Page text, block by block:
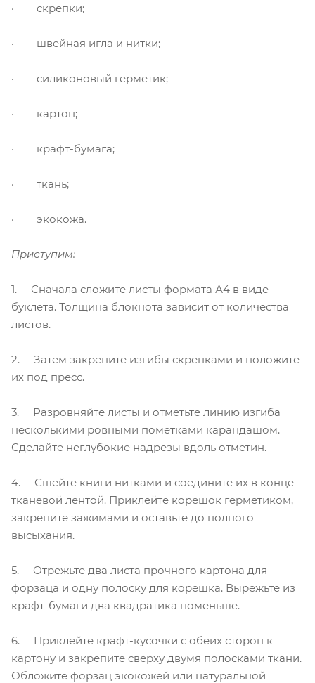
· скрепки;
· швейная игла и нитки;
· силиконовый герметик;
· картон;
· крафт-бумага;
· ткань;
· экокожа.
Приступим:
1. Сначала сложите листы формата А4 в виде
буклета. Толщина блокнота зависит от количества
листов.
2. Затем закрепите изгибы скрепками и положите
их под пресс.
3. Разровняйте листы и отметьте линию изгиба
несколькими ровными пометками карандашом.
Сделайте неглубокие надрезы вдоль отметин.
4. Сшейте книги нитками и соедините их в конце
тканевой лентой. Приклейте корешок герметиком,
закрепите зажимами и оставьте до полного
высыхания.
5. Отрежьте два листа прочного картона для
форзаца и одну полоску для корешка. Вырежьте из
крафт-бумаги два квадратика поменьше.
6. Приклейте крафт-кусочки с обеих сторон к
картону и закрепите сверху двумя полосками ткани.
Обложите форзац экокожей или натуральной